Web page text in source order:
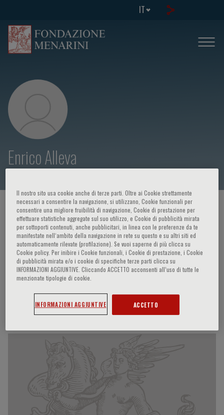
IT
Enrico Alleva
HOME PAGE / CORSI ED EVENTI / RELATORE
Enrico Alleva
Partecipazioni del relatore
Il nostro sito usa cookie anche di terze parti. Oltre ai Cookie strettamente
necessari a consentire la navigazione, si utilizzano, Cookie funzionali per
consentire una migliore fruibilità di navigazione, Cookie di prestazione per
effettuare statistiche aggregate sul suo utilizzo, e Cookie di pubblicità mirata
per sottoporti contenuti, anche pubblicitari, in linea con le preferenze da te
manifestate nell‘ambito della navigazione in rete su questo e su altri siti ed
automaticamente rilevate (profilazione). Se vuoi saperne di più clicca su
Cookie policy. Per inibire i Cookie funzionali, i Cookie di prestazione, i Cookie
di pubblicità mirata e/o i cookie di specifiche terze parti clicca su
INFORMAZIONI AGGIUNTIVE. Cliccando ACCETTO acconsenti all’uso di tutte le
menzionate tipologie di cookie.
INFORMAZIONI AGGIUNTIVE ACCETTO